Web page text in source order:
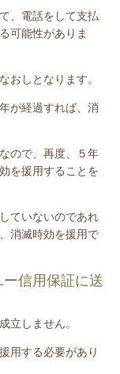
、電話をして支払
可能性がありま
おしとなります。
が経過すれば、消
ので、再度、５年
を援用することを
ていないのであれ
消滅時効を援用で
信用保証に送
立しません。
用する必要があり